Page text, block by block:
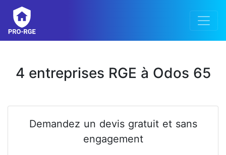
4 entreprises RGE à Odos 65
Demandez un devis gratuit et sans
engagement